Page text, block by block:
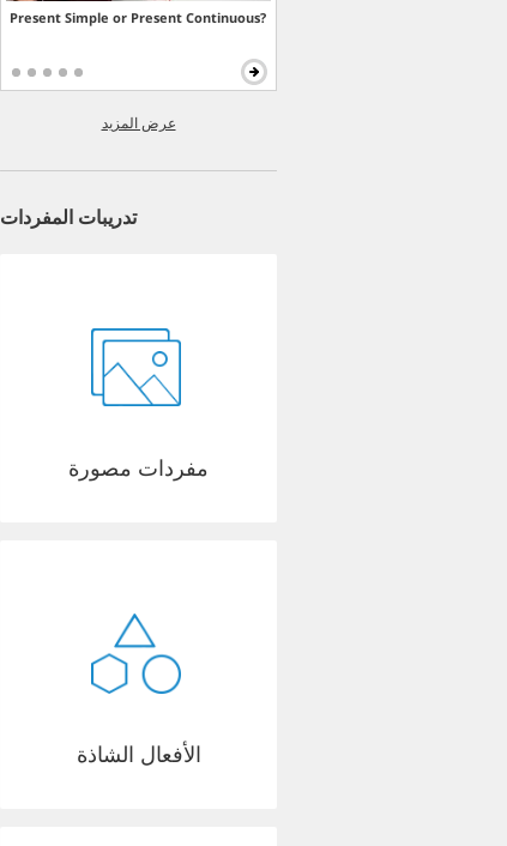
Present Simple or Present Continuous?
عرض المزيد
تدريبات المفردات
مفردات مصورة
الأفعال الشاذة